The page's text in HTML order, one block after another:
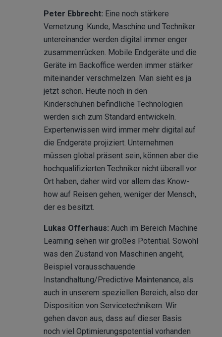
Peter Ebbrecht: Eine noch stärkere
Vernetzung. Kunde, Maschine und Techniker
untereinander werden digital immer enger
zusammenrücken. Mobile Endgeräte und die
Geräte im Backoffice werden immer stärker
miteinander verschmelzen. Man sieht es ja
jetzt schon. Heute noch in den
Kinderschuhen befindliche Technologien
werden sich zum Standard entwickeln.
Expertenwissen wird immer mehr digital auf
die Endgeräte projiziert. Unternehmen
müssen global präsent sein, können aber die
hochqualifizierten Techniker nicht überall vor
Ort haben, daher wird vor allem das Know-
how auf Reisen gehen, weniger der Mensch,
der es besitzt.
Lukas Offerhaus: Auch im Bereich Machine
Learning sehen wir großes Potential. Sowohl
was den Zustand von Maschinen angeht,
Beispiel vorausschauende
Instandhaltung/Predictive Maintenance, als
auch in unserem speziellen Bereich, also der
Disposition von Servicetechnikern. Wir
gehen davon aus, dass auf dieser Basis
noch viel Optimierungspotential vorhanden